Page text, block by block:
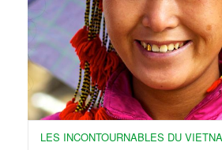
LES INCONTOURNABLES DU